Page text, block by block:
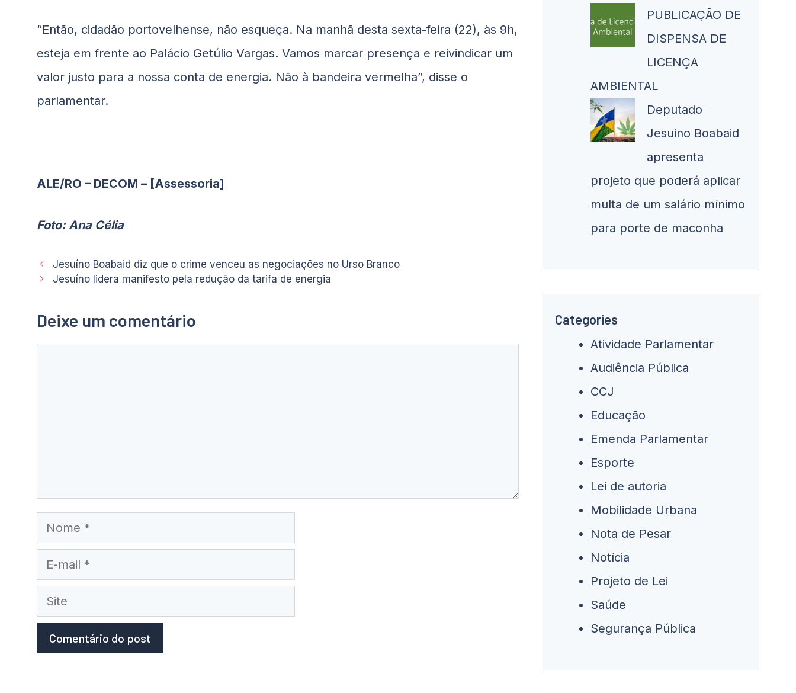
“Então, cidadão portovelhense, não esqueça. Na manhã desta sexta-feira (22), às 9h,
esteja em frente ao Palácio Getúlio Vargas. Vamos marcar presença e reivindicar um
valor justo para a nossa conta de energia. Não à bandeira vermelha”, disse o
parlamentar.
ALE/RO – DECOM – [Assessoria]
Foto: Ana Célia
Jesuíno Boabaid diz que o crime venceu as negociações no Urso Branco
Jesuíno lidera manifesto pela redução da tarifa de energia
Deixe um comentário
Nome
E-
mail
Site
PUBLICAÇÃO DE
DISPENSA DE
LICENÇA
AMBIENTAL
Deputado
Jesuino Boabaid
apresenta
projeto que poderá aplicar
multa de um salário mínimo
para porte de maconha
Categories
Atividade Parlamentar
Audiência Pública
CCJ
Educação
Emenda Parlamentar
Esporte
Lei de autoria
Mobilidade Urbana
Nota de Pesar
Notícia
Projeto de Lei
Saúde
Segurança Pública